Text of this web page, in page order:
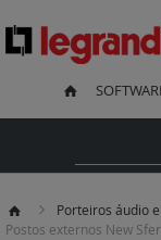
Porteiros áudio
Postos externos New